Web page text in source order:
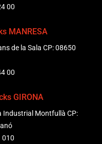
00
MANRESA
de la Sala CP: 08650
00
GIRONA
Industrial Montfullà CP:
010